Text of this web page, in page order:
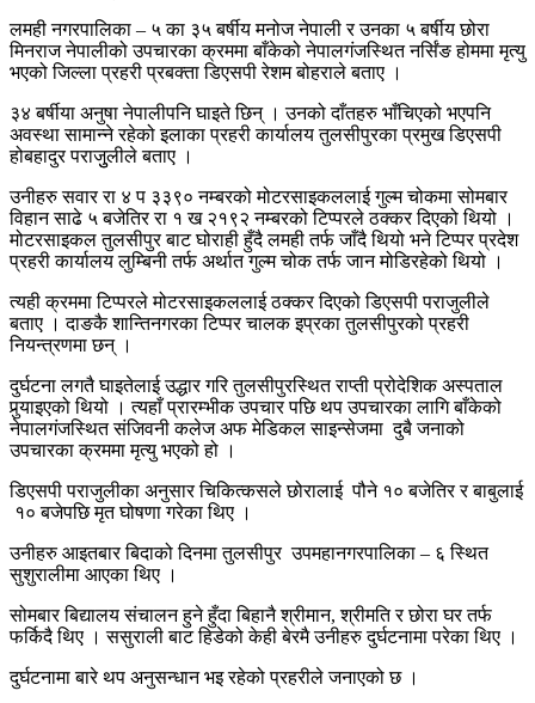
लमही नगरपालिका – ५ का ३५ बर्षीय मनोज नेपाली र उनका ५ बर्षीय छोरा
मिनराज नेपालीको उपचारका क्रममा बाँकेको नेपालगंजस्थित नर्सिंङ होममा मृत्यु
भएको जिल्ला प्रहरी प्रबक्ता डिएसपी रेशम बोहराले बताए ।
३४ बर्षीया अनुषा नेपालीपनि घाइते छिन् । उनको दाँतहरु भाँचिएको भएपनि
अवस्था सामान्ने रहेको इलाका प्रहरी कार्यालय तुलसीपुरका प्रमुख डिएसपी
होबहादुर पराजुुलीले बताए ।
उनीहरु सवार रा ४ प ३३९० नम्बरको मोटरसाइकललाई गुल्म चोकमा सोमबार
विहान साढे ५ बजेतिर रा १ ख २१९२ नम्बरको टिप्परले ठक्कर दिएको थियो ।
मोटरसाइकल तुलसीपुर बाट घोराही हुँदै लमही तर्फ जाँदै थियो भने टिप्पर प्रदेश
प्रहरी कार्यालय लुम्बिनी तर्फ अर्थात गुल्म चोक तर्फ जान मोडिरहेको थियो ।
त्यही क्रममा टिप्परले मोटरसाइकललाई ठक्कर दिएको डिएसपी पराजुलीले
बताए । दाङकै शान्तिनगरका टिप्पर चालक इप्रका तुलसीपुरको प्रहरी
नियन्त्रणमा छन् ।
दुर्घटना लगतै घाइतेलाई उद्धार गरि तुलसीपुरस्थित राप्ती प्रोदेशिक अस्पताल
पुर्‍याइएको थियो । त्यहाँ प्रारम्भीक उपचार पछि थप उपचारका लागि बाँकेको
नेपालगंजस्थित संजिवनी कलेज अफ मेडिकल साइन्सेजमा दुबै जनाको
उपचारका क्रममा मृत्यु भएको हो ।
डिएसपी पराजुलीका अनुसार चिकित्कसले छोरालाई पौने १० बजेतिर र बाबुलाई
१० बजेपछि मृत घोषणा गरेका थिए ।
उनीहरु आइतबार बिदाको दिनमा तुलसीपुर उपमहानगरपालिका – ६ स्थित
सुशुरालीमा आएका थिए ।
सोमबार बिद्यालय संचालन हुने हुँदा बिहानै श्रीमान, श्रीमति र छोरा घर तर्फ
फर्किदै थिए । ससुराली बाट हिडेको केही बेरमै उनीहरु दुर्घटनामा परेका थिए ।
दुर्घटनामा बारे थप अनुसन्धान भइ रहेको प्रहरीले जनाएको छ ।